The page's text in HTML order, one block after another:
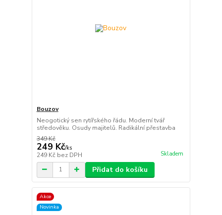
Bouzov
Neogotický sen rytířského řádu. Moderní tvář
středověku. Osudy majitelů. Radikální přestavba
349 Kč
249 Kč/ks
249 Kč bez DPH Skladem
Přidat do košíku
Akce
Novinka